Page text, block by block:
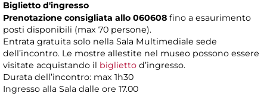
Biglietto d'ingresso
Prenotazione consigliata allo 060608 fino a esaurimento
posti disponibili (max 70 persone).
Entrata gratuita solo nella Sala Multimediale sede
dell’incontro. Le mostre allestite nel museo possono essere
visitate acquistando il biglietto d’ingresso.
Durata dell’incontro: max 1h30
Ingresso alla Sala dalle ore 17.00